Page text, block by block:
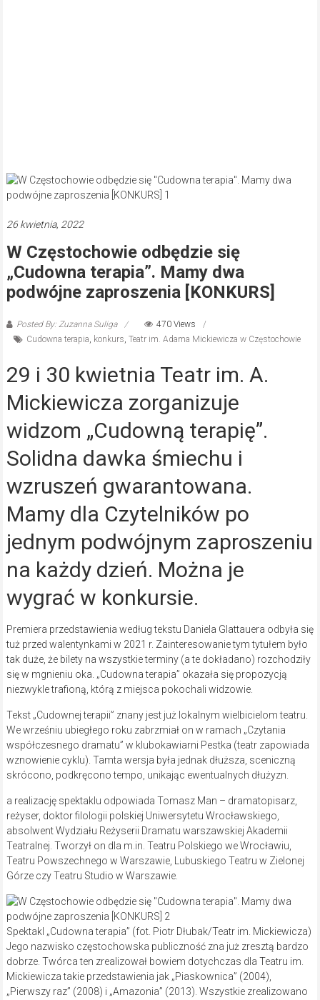
26 kwietnia, 2022
W Częstochowie odbędzie się
„Cudowna terapia”. Mamy dwa
podwójne zaproszenia [KONKURS]
Posted By: Zuzanna Suliga
470 Views
Cudowna terapia, konkurs, Teatr im. Adama Mickiewicza w Częstochowie
29 i 30 kwietnia Teatr im. A.
Mickiewicza zorganizuje
widzom „Cudowną terapię”.
Solidna dawka śmiechu i
wzruszeń gwarantowana.
Mamy dla Czytelników po
jednym podwójnym zaproszeniu
na każdy dzień. Można je
wygrać w konkursie.
Premiera przedstawienia według tekstu Daniela Glattauera odbyła się
tuż przed walentynkami w 2021 r. Zainteresowanie tym tytułem było
tak duże, że bilety na wszystkie terminy (a te dokładano) rozchodziły
się w mgnieniu oka. „Cudowna terapia” okazała się propozycją
niezwykle trafioną, którą z miejsca pokochali widzowie.
Tekst „Cudownej terapii” znany jest już lokalnym wielbicielom teatru.
We wrześniu ubiegłego roku zabrzmiał on w ramach „Czytania
współczesnego dramatu” w klubokawiarni Pestka (teatr zapowiada
wznowienie cyklu). Tamta wersja była jednak dłuższa, sceniczną
skrócono, podkręcono tempo, unikając ewentualnych dłużyzn.
a realizację spektaklu odpowiada Tomasz Man – dramatopisarz,
reżyser, doktor filologii polskiej Uniwersytetu Wrocławskiego,
absolwent Wydziału Reżyserii Dramatu warszawskiej Akademii
Teatralnej. Tworzył on dla m.in. Teatru Polskiego we Wrocławiu,
Teatru Powszechnego w Warszawie, Lubuskiego Teatru w Zielonej
Górze czy Teatru Studio w Warszawie.
Spektakl „Cudowna terapia” (fot. Piotr Dłubak/Teatr im. Mickiewicza)
Jego nazwisko częstochowska publiczność zna już zresztą bardzo
dobrze. Twórca ten zrealizował bowiem dotychczas dla Teatru im.
Mickiewicza takie przedstawienia jak „Piaskownica” (2004),
„Pierwszy raz” (2008) i „Amazonia” (2013). Wszystkie zrealizowano